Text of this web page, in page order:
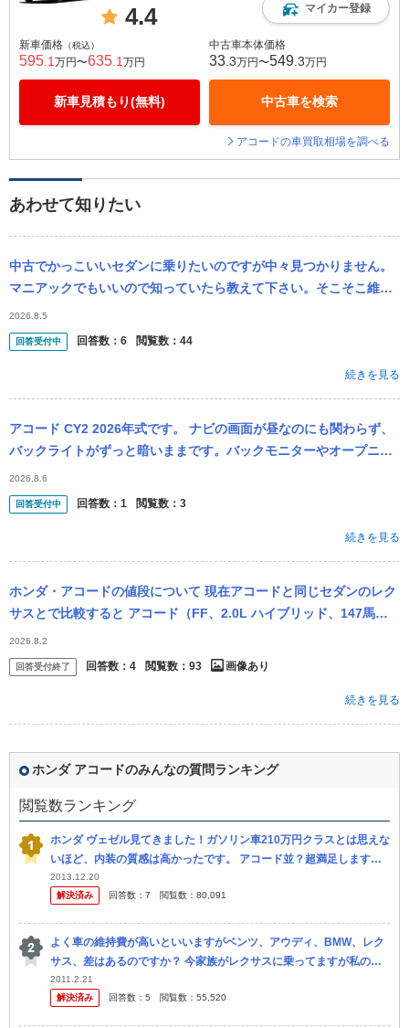
4.4 マイカー登録
新車価格 （税込）
595 .1 万円〜635 .1 万円
新車見積もり(無料)
中古車本体価格
33 .3万円〜549 .3万円
中古車を検索
アコードの車買取相場を調べる
あわせて知りたい
中古でかっこいいセダンに乗りたいのですが中々見つかりません。
マニアックでもいいので知っていたら教えて下さい。そこそこ維持
費が安いと助かります。予算は250万。 候補としてあげていたの
は、 ...
2026.8.5
回答受付中 回答数： 6 閲覧数： 44
続きを見る
アコード CY2 2026年式です。 ナビの画面が昼なのにも関わらず、
バックライトがずっと暗いままです。バックモニターやオープニン
グ画面は明るい為、バグかなと思っております。 最近、最新のプロ
グ...
2026.8.6
回答受付中 回答数： 1 閲覧数： 3
続きを見る
ホンダ・アコードの値段について 現在アコードと同じセダンのレク
サスとで比較すると アコード（FF、2.0L ハイブリッド、147馬
力） 5,951,000～6,351,400円 レクサスIS（...
2026.8.2
回答受付終了 回答数： 4 閲覧数： 93 画像あり
続きを見る
ホンダ アコードのみんなの質問ランキング
閲覧数ランキング
ホンダ ヴェゼル見てきました！ガソリン車210万円クラスとは思えな
いほど、内装の質感は高かったです。 アコード並？超満足します。
せめて、4ドアか3ドアが良かったです。 多分かなり売れますね。...
2013.12.20
解決済み
回答数： 7 閲覧数： 80,091
よく車の維持費が高いといいますがベンツ、アウディ、BMW、レク
サス、差はあるのですか？ 今家族がレクサスに乗ってますが私の車
を買いたいと思ってます。 ぶつけたりした時はそれ相応は覚悟して
ますがそ...
2011.2.21
解決済み
回答数： 5 閲覧数： 55,520